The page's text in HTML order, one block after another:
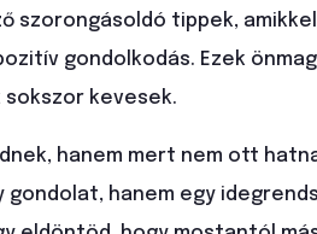
szorongásoldó tippek,
gondolkodás. Ezek
sokszor kevesek.
hanem mert nem ott
gondolat, hanem egy